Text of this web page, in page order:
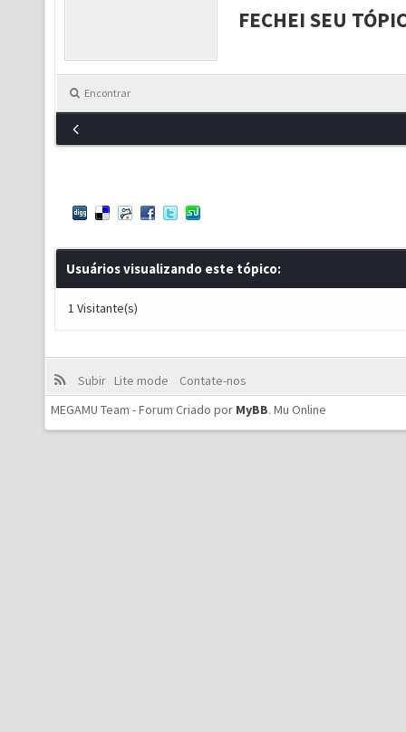
FECHEI SEU
Encontrar
Usuários visualizando este tópico:
1 Visitante(s)
Subir Lite mode
Contate-nos
MEGAMU Team - Forum Criado por MyBB. Mu Online